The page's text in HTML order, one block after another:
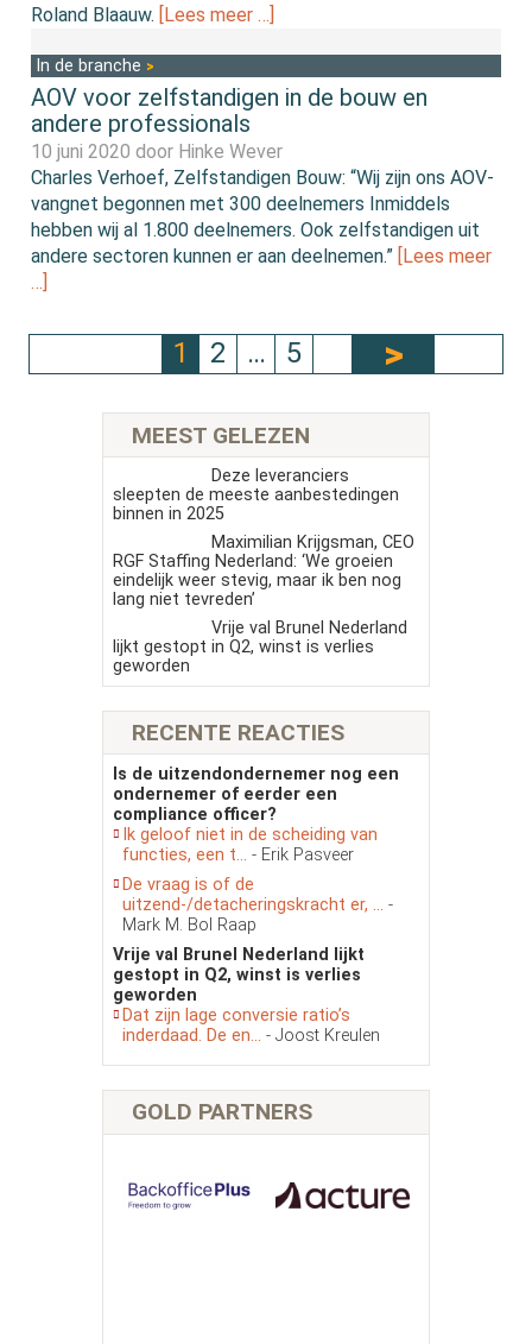
Roland Blaauw.
[Lees meer …]
In de branche
AOV voor zelfstandigen in de bouw en
andere professionals
10 juni 2020 door Hinke Wever
Charles Verhoef, Zelfstandigen Bouw: “Wij zijn ons AOV-
vangnet begonnen met 300 deelnemers Inmiddels
hebben wij al 1.800 deelnemers. Ook zelfstandigen uit
andere sectoren kunnen er aan deelnemen.” [Lees meer
…]
1 2 … 5
MEEST GELEZEN
Deze leveranciers
sleepten de meeste aanbestedingen
binnen in 2025
Maximilian Krijgsman, CEO
RGF Staffing Nederland: ‘We groeien
eindelijk weer stevig, maar ik ben nog
lang niet tevreden’
Vrije val Brunel Nederland
lijkt gestopt in Q2, winst is verlies
geworden
RECENTE REACTIES
Is de uitzendondernemer nog een
ondernemer of eerder een
compliance officer?
Ik geloof niet in de scheiding van
functies, een t... - Erik Pasveer
De vraag is of de
uitzend-/detacheringskracht er, ... -
Mark M. Bol Raap
Vrije val Brunel Nederland lijkt
gestopt in Q2, winst is verlies
geworden
Dat zijn lage conversie ratio’s
inderdaad. De en... - Joost Kreulen
GOLD PARTNERS